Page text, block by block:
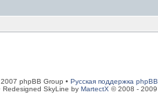
phpBB Group • Русская поддержка phpBB
Redesigned SkyLine by MartectX © 2008 - 2009